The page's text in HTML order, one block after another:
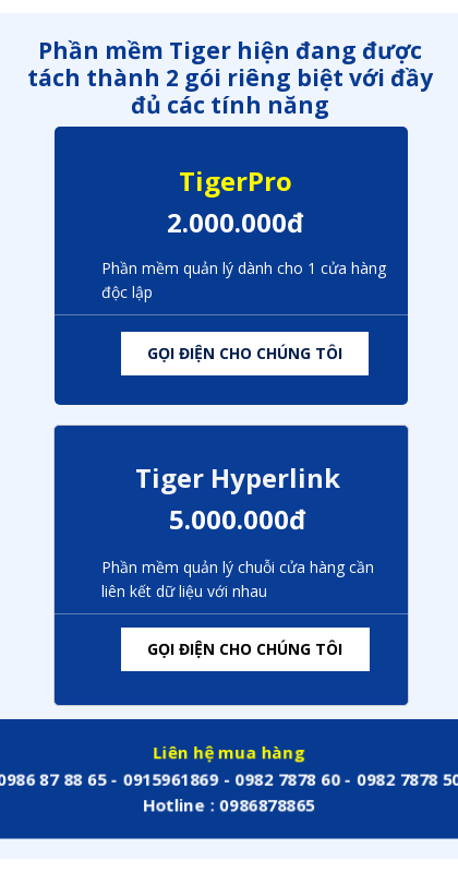
Tiger Hyperlink
GỌI ĐIỆN CHO CHÚNG TÔI
5.000.000đ
Phần mềm quản lý chuỗi cửa hàng cần
liên kết dữ liệu với nhau
TigerPro
2.000.000đ
Phần mềm quản lý dành cho 1 cửa hàng
độc lập
GỌI ĐIỆN CHO CHÚNG TÔI
Phần mềm Tiger hiện đang được
tách thành 2 gói riêng biệt với đầy
đủ các tính năng
Liên hệ mua hàng
87 88 65 - 0915961869 - 0982 7878 60 - 0982 7878 50
Hotline : 0986878865